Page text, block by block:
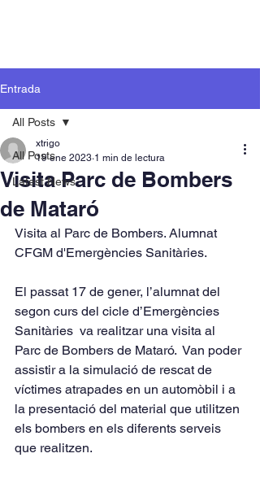
Entrada
All Posts
Latest News
All Posts
Visita Parc de Bombers
de Mataró
xtrigo
19 ene 2023 1 min de lectura
Visita al Parc de Bombers. Alumnat
CFGM d'Emergències Sanitàries.
El passat 17 de gener, l’alumnat del
segon curs del cicle d’Emergències
Sanitàries  va realitzar una visita al
Parc de Bombers de Mataró.  Van poder
assistir a la simulació de rescat de
víctimes atrapades en un automòbil i a
la presentació del material que utilitzen
els bombers en els diferents serveis
que realitzen.